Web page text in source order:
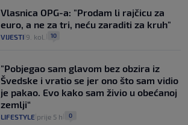
Vlasnica OPG-a: "Prodam li rajčicu za
euro, a ne za tri, neću zaraditi za kruh"
VIJESTI 9. kol. 10
"Pobjegao sam glavom bez obzira iz
Švedske i vratio se jer ono što sam vidio
je pakao. Evo kako sam živio u obećanoj
zemlji“
LIFESTYLE prije 5 h 0